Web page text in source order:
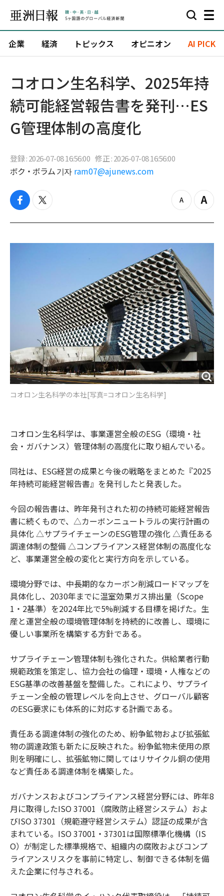
企業 経済 トピックス オピニオン AI PICK
コオロン生名科学、2025年持
続可能経営報告書を発刊…ES
G管理体制の高度化
登録 : 2026-07-08 16:56:00 修正 : 2026-07-08 16:56:00
ボク・ボラム 기자 ram07@ajunews.com
f
c
b
t
i
t
z
o
o
t
Z
o
i
コオロン生名科学の本社[写真=コオロン生名科学]
コオロン生名科学は、事業運営全般のESG（環境・社
会・ガバナンス）管理体制の高度化に取り組んでいる。
同社は、ESG経営の成果と今後の戦略をまとめた『2025
年持続可能経営報告書』を発刊したと発表した。
今回の報告書は、昨年発刊された初の持続可能経営報告
書に続くもので、△カーボンニュートラルの実行計画の
具体化 △サプライチェーンのESG管理の強化 △責任ある
調達体制の整備 △コンプライアンス経営体制の高度化な
ど、事業運営全般の変化と実行方向を示している。
環境分野では、中長期的なカーボン削減ロードマップを
具体化し、2030年までに温室効果ガス排出量（Scope
1・2基準）を2024年比で5%削減する目標を掲げた。生
産と運営全般の環境管理体制を持続的に改善し、環境に
優しい事業所を構築する方針である。
サプライチェーン管理体制も強化された。供給業者行動
規範政策を策定し、協力会社の倫理・環境・人権などの
ESG基準の改善基盤を整備した。これにより、サプライ
チェーン全般の管理レベルを向上させ、グローバル顧客
のESG要求にも体系的に対応する計画である。
責任ある調達体制の強化のため、紛争鉱物および拡張鉱
物の調達政策も新たに反映された。紛争鉱物未使用の原
則を明確にし、拡張鉱物に関してはリサイクル銅の使用
など責任ある調達体制を構築した。
ガバナンスおよびコンプライアンス経営分野には、昨年8
月に取得したISO 37001（腐敗防止経営システム）およ
びISO 37301（規範遵守経営システム）認証の成果が含
まれている。ISO 37001・37301は国際標準化機構（IS
O）が制定した標準規格で、組織内の腐敗およびコンプ
ライアンスリスクを事前に特定し、制御できる体制を備
えた企業に付与される。